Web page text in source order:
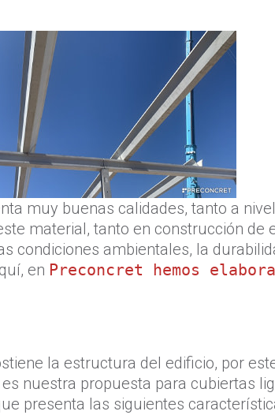
muy buenas calidades, tanto a
material, tanto en construcción de
condiciones ambientales, la
en Preconcret hemos
la estructura del edificio, por
es nuestra propuesta para cubiertas
presenta las siguientes